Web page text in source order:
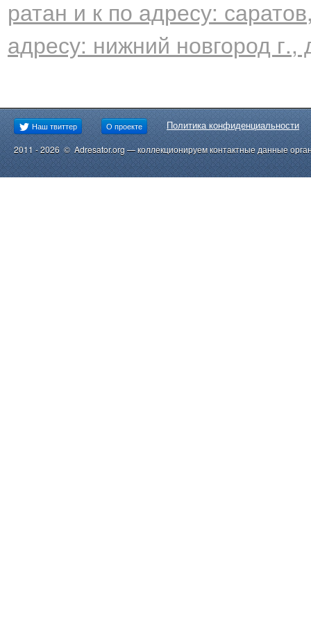
ратан и к по адресу:
адресу: нижний новгород
Наш твиттер О проекте Политика конфиденциальности
2011 - 2026 © Adresator.org — коллекционируем контактные данные